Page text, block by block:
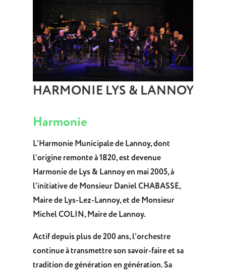
HARMONIE LYS & LANNOY
Harmonie
L’Harmonie Municipale de Lannoy, dont
l’origine remonte à 1820, est devenue
Harmonie de Lys & Lannoy en mai 2005, à
l’initiative de Monsieur Daniel CHABASSE,
Maire de Lys-Lez-Lannoy, et de Monsieur
Michel COLIN, Maire de Lannoy.
Actif depuis plus de 200 ans, l’orchestre
continue à transmettre son savoir-faire et sa
tradition de génération en génération. Sa